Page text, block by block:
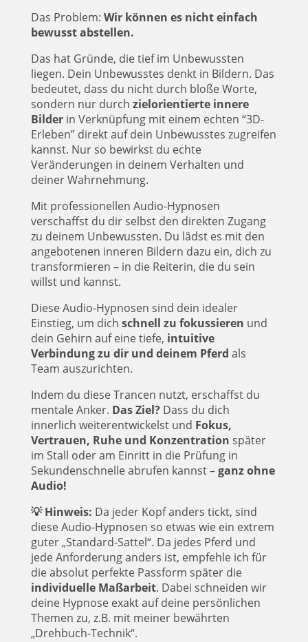
Das Problem: Wir können es nicht einfach
bewusst abstellen.
Das hat Gründe, die tief im Unbewussten
liegen. Dein Unbewusstes denkt in Bildern. Das
bedeutet, dass du nicht durch bloße Worte,
sondern nur durch zielorientierte innere
Bilderin Verknüpfung mit einem echten “3D-
Erleben” direkt auf dein Unbewusstes zugreifen
kannst. Nur so bewirkst du echte
Veränderungen in deinem Verhalten und
deiner Wahrnehmung.
Mit professionellen Audio-Hypnosen
verschaffst du dir selbst den direkten Zugang
zu deinem Unbewussten. Du lädst es mit den
angebotenen inneren Bildern dazu ein, dich zu
transformieren – in die Reiterin, die du sein
willst und kannst.
Diese Audio-Hypnosen sind dein idealer
Einstieg, um dich schnell zu fokussieren und
dein Gehirn auf eine tiefe, intuitive
Verbindung zu dir und deinem Pferd als
Team auszurichten.
Indem du diese Trancen nutzt, erschaffst du
mentale Anker. Das Ziel?Dass du dich
innerlich weiterentwickelst und Fokus,
Vertrauen, Ruhe und Konzentration später
im Stall oder am Einritt in die Prüfung in
Sekundenschnelle abrufen kannst –ganz ohne
Audio!
💡 Hinweis: Da jeder Kopf anders tickt, sind
diese Audio-Hypnosen so etwas wie ein extrem
guter „Standard-Sattel“. Da jedes Pferd und
jede Anforderung anders ist, empfehle ich für
die absolut perfekte Passform später die
individuelle Maßarbeit. Dabei schneiden wir
deine Hypnose exakt auf deine persönlichen
Themen zu, z.B. mit meiner bewährten
„Drehbuch-Technik“.